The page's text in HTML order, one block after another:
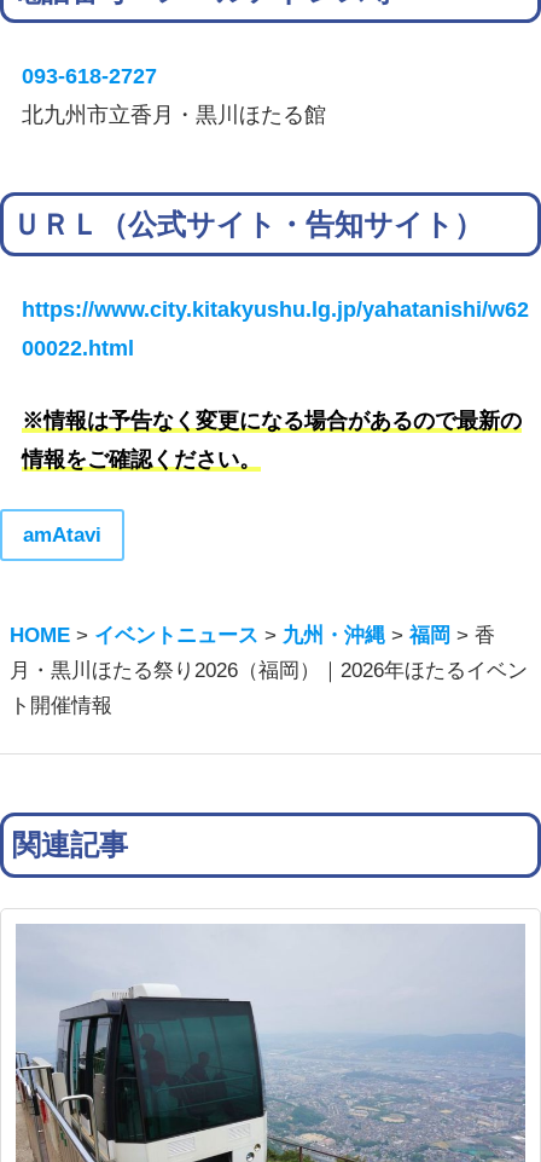
093-618-2727
北九州市立香月・黒川ほたる館
ＵＲＬ（公式サイト・告知サイト）
https://www.city.kitakyushu.lg.jp/yahatanishi/w62
00022.html
※情報は予告なく変更になる場合があるので最新の
情報をご確認ください。
amAtavi
HOME > イベントニュース > 九州・沖縄 >福岡 >香
月・黒川ほたる祭り2026（福岡）｜2026年ほたるイベン
ト開催情報
関連記事